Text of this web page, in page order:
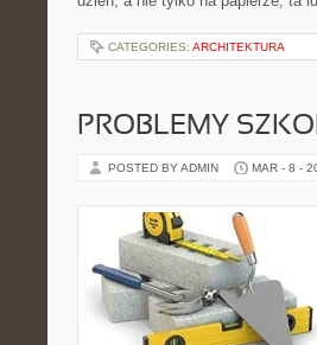
CATEGORIES: ARCHITEKTURA
PROBLEMY
POSTED BY ADMIN MAR - 8 -